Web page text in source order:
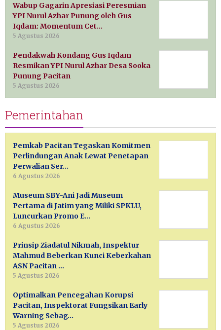
Wabup Gagarin Apresiasi Peresmian
YPI Nurul Azhar Punung oleh Gus
Iqdam: Momentum Cet…
5 Agustus 2026
Pendakwah Kondang Gus Iqdam
Resmikan YPI Nurul Azhar Desa Sooka
Punung Pacitan
5 Agustus 2026
Pemerintahan
Pemkab Pacitan Tegaskan Komitmen
Perlindungan Anak Lewat Penetapan
Perwalian Ser…
6 Agustus 2026
Museum SBY-Ani Jadi Museum
Pertama di Jatim yang Miliki SPKLU,
Luncurkan Promo E…
6 Agustus 2026
Prinsip Ziadatul Nikmah, Inspektur
Mahmud Beberkan Kunci Keberkahan
ASN Pacitan …
5 Agustus 2026
Optimalkan Pencegahan Korupsi
Pacitan, Inspektorat Fungsikan Early
Warning Sebag…
5 Agustus 2026